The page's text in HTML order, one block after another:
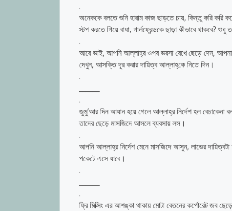
.
অনেককে বলতে শুনি হারাম কাজ ছাড়তে চায়, কিন্তু করি করি
স্টপ করতে গিয়ে বাধা, গার্লফ্রেন্ডকে ছাড়া কীভাবে থাকবে? শুধু
.
আরে ভাই, আপনি আল্লাহ্‌র ওপর ভরসা রেখে ছেড়ে দেন,
দেখুন, আসক্তি দূর করার দায়িত্ব আল্লাহ্‌কে নিতে দিন।
.
.
জুমু’আর দিন আযান হয়ে গেলে আল্লাহ্‌র নির্দেশ হল
তাদের ছেড়ে মাসজিদে আসলে ব্যবসায় লস।
.
আপনি আল্লাহ্‌র নির্দেশ মেনে মাসজিদে আসুন, লাভের
পকেটে এসে যাবে।
.
.
ফ্রি মিক্সিং এর আশঙ্কা থাকায় মোটা বেতনের কর্পোরেট জব